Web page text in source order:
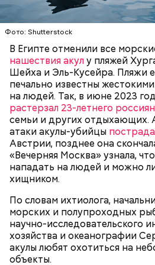
Фото: Shutterstock
В Египте отменили все
нашествия акулу пляжей
Шейха и Эль-Кусейра. Пляжи
печально известны
на людей. Так, в июне 2023
растерзал 23-летнего
семьи и других отдыхающих.
атаки акулы-убийцы
Австрии, позднее она
«Вечерняя Москва» узнала,
нападать на людей и можно
хищником.
По словам ихтиолога,
морских и полупроходных
научно-исследовательского
хозяйства и океанографии
акулы любят охотиться на
объекты.
— Очень много случаев
акулы атаковали небольшие
пассажиры таких
оказывались жертвами этих
собеседник «ВМ».
БЕЗОПАСНОСТЬ СМЕРТЬ
Собеседник «Вечерней
несколько лет назад о таких
не приходилось, но сегодня
гидом.
— Ко всем этим рейтингам и
относиться скептически,
экспертов, заключения,
ангажированы. Такие
— пояснил эксперт.
Он заметил, что в мире
ситуация с точки зрения
массового уничтожения.
сохранения природы тоже